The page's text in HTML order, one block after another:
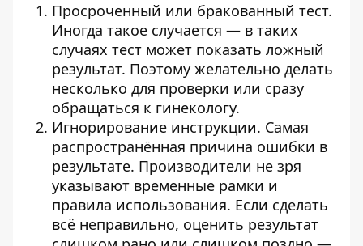
Просроченный или бракованный тест.
Иногда такое случается — в таких
случаях тест может показать ложный
результат. Поэтому желательно делать
несколько для проверки или сразу
обращаться к гинекологу.
Игнорирование инструкции. Самая
распространённая причина ошибки в
результате. Производители не зря
указывают временные рамки и
правила использования. Если сделать
всё неправильно, оценить результат